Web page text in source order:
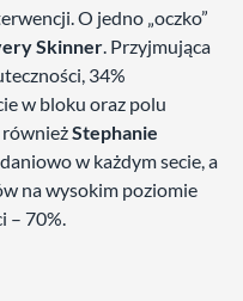
O jedno „oczko”
Skinner. Przyjmująca
34%
w bloku oraz polu
równieżStephanie
w każdym secie, a
na wysokim poziomie
– 70%.